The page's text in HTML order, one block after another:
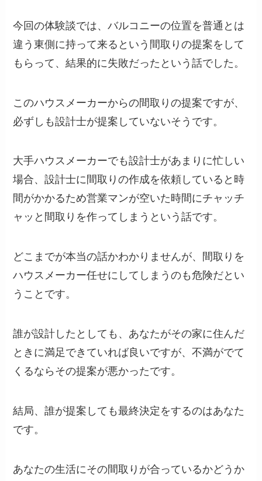
今回の体験談では、バルコニーの位置を普通とは
違う東側に持って来るという間取りの提案をして
もらって、結果的に失敗だったという話でした。
このハウスメーカーからの間取りの提案ですが、
必ずしも設計士が提案していないそうです。
大手ハウスメーカーでも設計士があまりに忙しい
場合、設計士に間取りの作成を依頼していると時
間がかかるため営業マンが空いた時間にチャッチ
ャッと間取りを作ってしまうという話です。
どこまでが本当の話かわかりませんが、間取りを
ハウスメーカー任せにしてしまうのも危険だとい
うことです。
誰が設計したとしても、あなたがその家に住んだ
ときに満足できていれば良いですが、不満がでて
くるならその提案が悪かったです。
結局、誰が提案しても最終決定をするのはあなた
です。
あなたの生活にその間取りが合っているかどうか